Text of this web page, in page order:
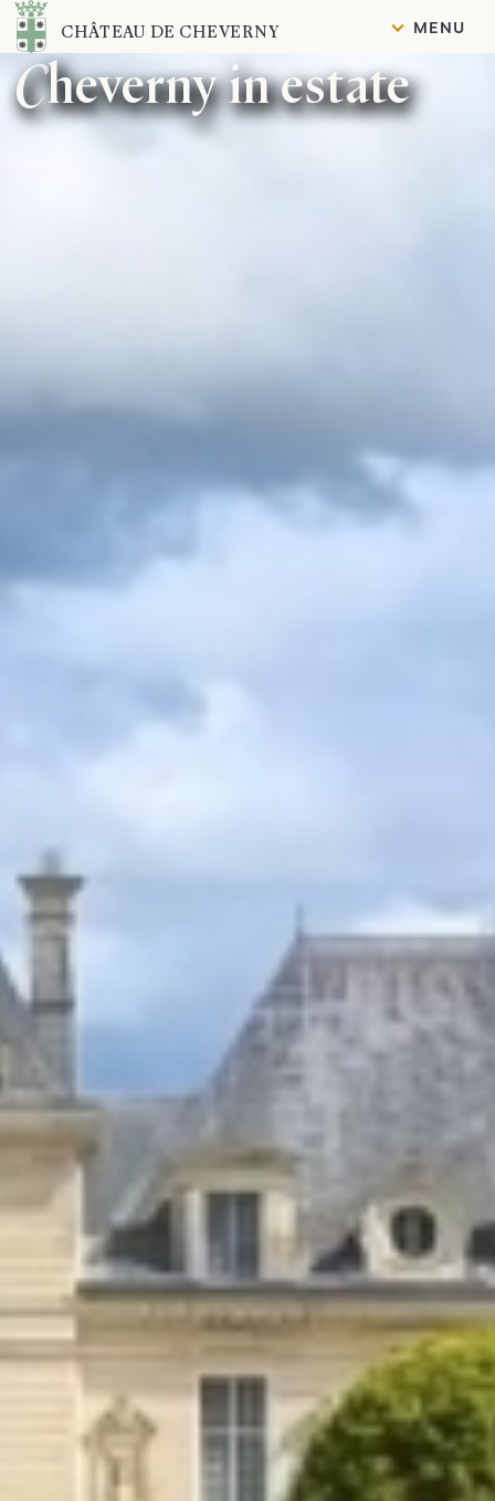
Contenuto
CHÂTEAU DE CHEVERNY MENU
Cheverny in estate